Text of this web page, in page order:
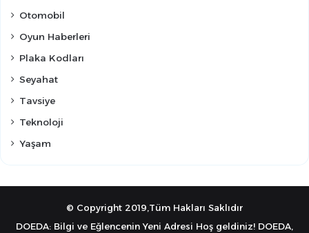
Otomobil
Oyun Haberleri
Plaka Kodları
Seyahat
Tavsiye
Teknoloji
Yaşam
© Copyright 2019,Tüm Hakları Saklıdır
DOEDA: Bilgi ve Eğlencenin Yeni Adresi Hoş geldiniz! DOEDA,